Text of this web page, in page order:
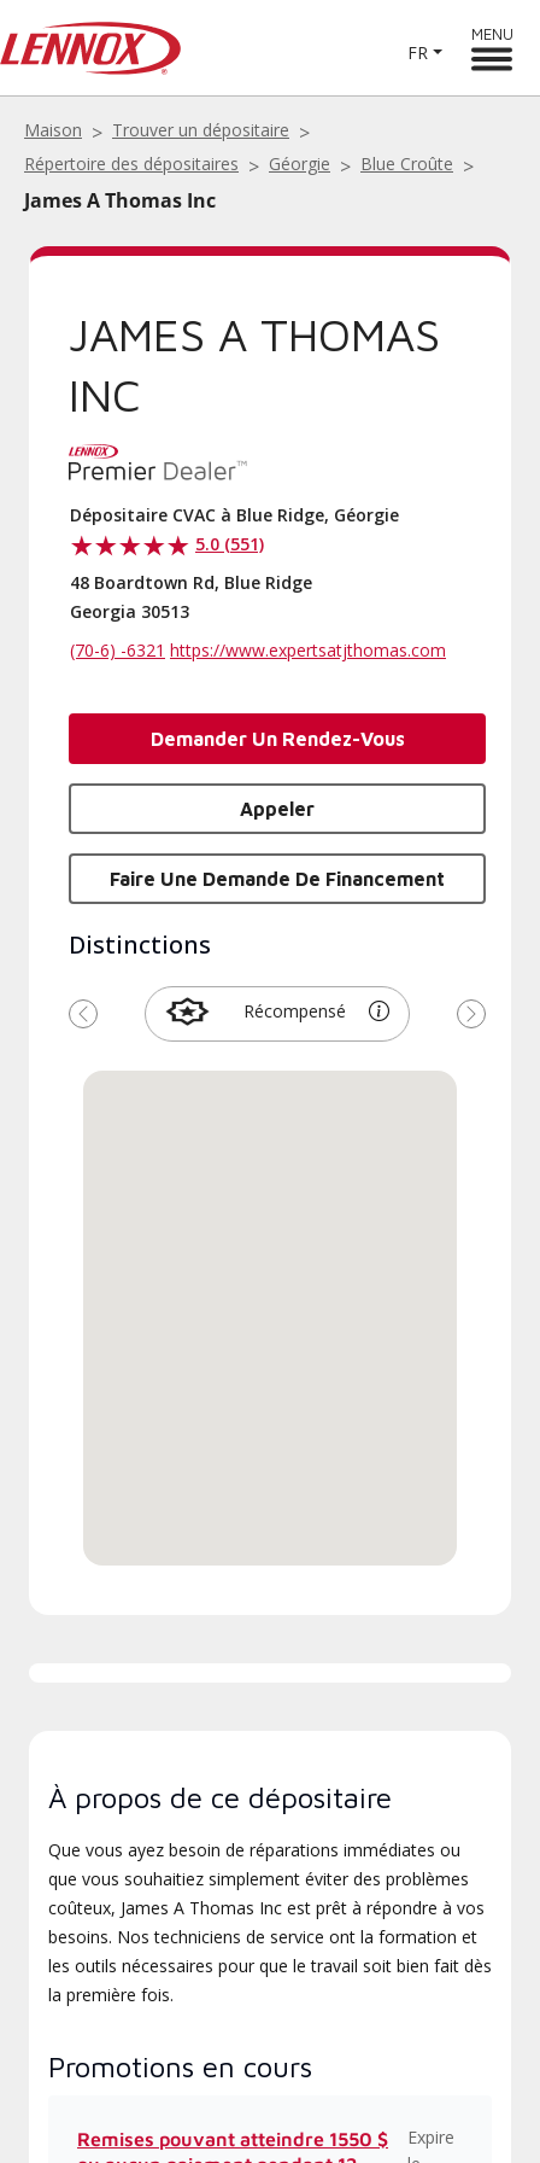
FR
MENU
Maison
Trouver un dépositaire
Répertoire des dépositaires
Géorgie Blue Croûte
James A Thomas Inc
JAMES A THOMAS
INC
Dépositaire CVAC à Blue Ridge, Géorgie
5.0 (551)
48 Boardtown Rd, Blue Ridge
Georgia 30513
(70-6) -6321 https://www.expertsatjthomas.com
Demander Un Rendez-Vous
Appeler
Faire Une Demande De Financement
Distinctions
Récompensé
Précédent Suivant
À propos de ce dépositaire
Que vous ayez besoin de réparations immédiates ou
que vous souhaitiez simplement éviter des problèmes
coûteux, James A Thomas Inc est prêt à répondre à vos
besoins. Nos techniciens de service ont la formation et
les outils nécessaires pour que le travail soit bien fait dès
la première fois.
Promotions en cours
Remises pouvant atteindre 1550 $
Expire